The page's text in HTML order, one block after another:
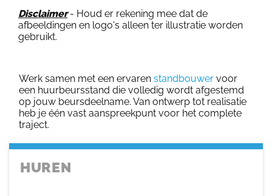
Disclaimer- Houd er rekening mee dat de
afbeeldingen en logo's alleen ter illustratie worden
gebruikt.
Werk samen met een ervaren standbouwer voor
een huurbeursstand die volledig wordt afgestemd
op jouw beursdeelname. Van ontwerp tot realisatie
heb je één vast aanspreekpunt voor het complete
traject.
HUREN